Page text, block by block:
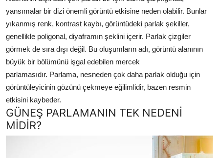
yansımalar bir dizi önemli görüntü etkisine neden olabilir. Bunlar
yıkanmış renk, kontrast kaybı, görüntüdeki parlak şekiller,
genellikle poligonal, diyaframın şeklini içerir. Parlak çizgiler
görmek de sıra dışı değil. Bu oluşumların adı, görüntü alanının
büyük bir bölümünü işgal edebilen mercek
parlamasıdır. Parlama, nesneden çok daha parlak olduğu için
görüntüleyicinin gözünü çekmeye eğilimlidir, bazen resmin
etkisini kaybeder.
GÜNEŞ PARLAMANIN TEK NEDENİ
MİDİR?